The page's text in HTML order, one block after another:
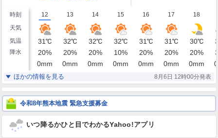
時刻 12 13 14 15 16 17
18
天気
気温
31℃ 32℃ 32℃ 32℃ 31℃ 31℃ 30℃
降水 20% 20% 20% 10% 20% 20% 20%
0mm 0mm 0mm 0mm 0mm 0mm 0mm 0
湿度 66 % 69 % 72%
風
北東
2m/s
東北東
1m/s
南東
2m/s
南東
2m/s
南南東
2m/s
南
2m/s
南
2m/s
ほかの情報を見る 8月6日 12時00分発表
令和8年熊本地震 緊急支援募金
いつ降るかひと目でわかるYahoo!アプリ